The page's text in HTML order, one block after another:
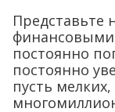
Представьте
постоянно
постоянно
пусть